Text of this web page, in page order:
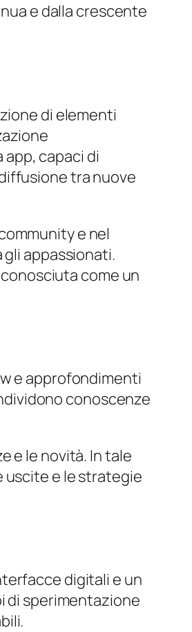
e dalla crescente
di elementi
capaci di
tra nuove
e nel
appassionati.
come un
e approfondimenti
conoscenze
e le novità. In tale
e le strategie
digitali e un
di sperimentazione